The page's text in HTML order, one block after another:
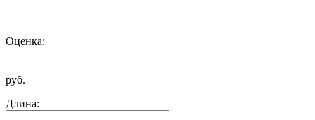
Оценка:
руб.
Длина: